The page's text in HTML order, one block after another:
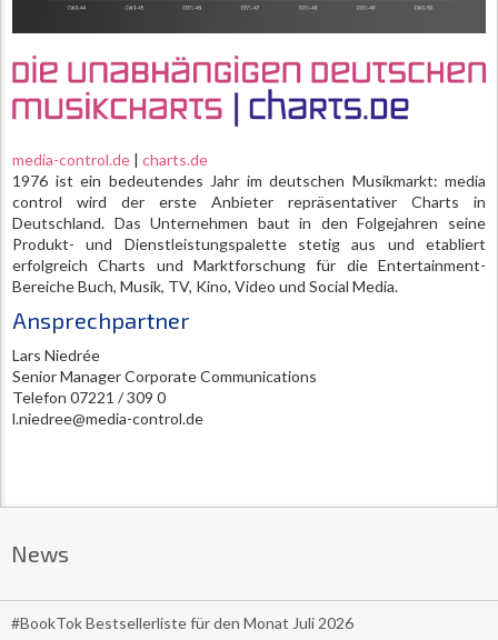
media-control.de | charts.de
1976 ist ein bedeutendes Jahr im deutschen Musikmarkt: media
control wird der erste Anbieter repräsentativer Charts in
Deutschland. Das Unternehmen baut in den Folgejahren seine
Produkt- und Dienstleistungspalette stetig aus und etabliert
erfolgreich Charts und Marktforschung für die Entertainment-
Bereiche Buch, Musik, TV, Kino, Video und Social Media.
Ansprechpartner
Lars Niedrée
Senior Manager Corporate Communications
Telefon 07221 / 309 0
l.niedree@media-control.de
News
#BookTok Bestsellerliste für den Monat Juli 2026